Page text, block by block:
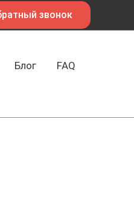
звонок
Блог
FAQ